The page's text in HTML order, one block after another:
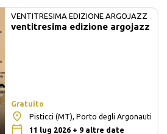
VENTITRESIMA EDIZIONE ARGOJAZZ
ventitresima edizione argojazz
Gratuito
Pisticci (MT), Porto degli Argonauti
11 lug 2026 + 9 altre date